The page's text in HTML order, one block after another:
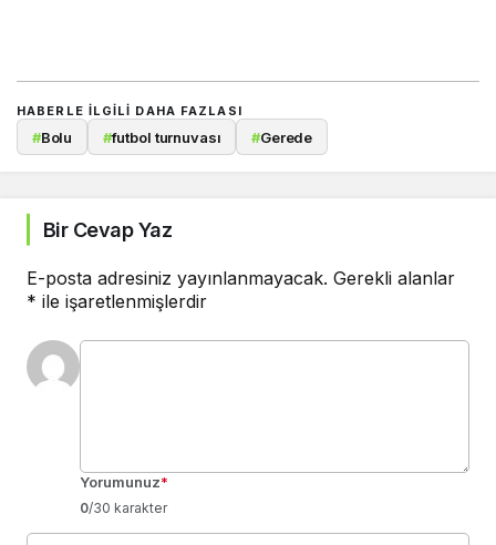
HABERLE ILGILI DAHA FAZLASI
#Bolu #futbol turnuvası #Gerede
Bir Cevap Yaz
E-posta adresiniz yayınlanmayacak. Gerekli alanlar
* ile işaretlenmişlerdir
Yorumunuz*
0/30 karakter